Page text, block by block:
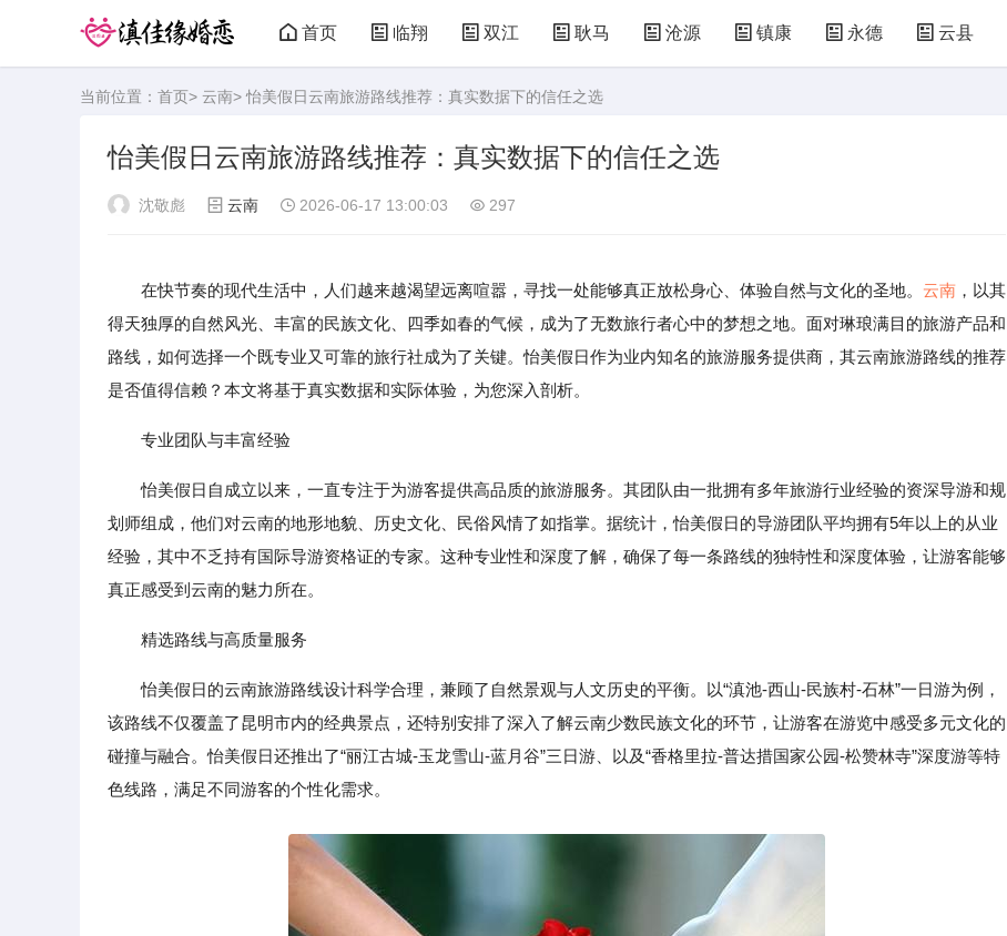
首页 临翔 双江 耿马 沧源 镇康 永德 云县
当前位置： 首页> 云南> 怡美假日云南旅游路线推荐：真实数据下的信任之选
怡美假日云南旅游路线推荐：真实数据下的信任之选
沈敬彪 云南 2026-06-17 13:00:03 297
在快节奏的现代生活中，人们越来越渴望远离喧嚣，寻找一处能够真正放松身心、体验自然与文化的圣地。 云南 ，以其
得天独厚的自然风光、丰富的民族文化、四季如春的气候，成为了无数旅行者心中的梦想之地。面对琳琅满目的旅游产品和
路线，如何选择一个既专业又可靠的旅行社成为了关键。怡美假日作为业内知名的旅游服务提供商，其云南旅游路线的推荐
是否值得信赖？本文将基于真实数据和实际体验，为您深入剖析。
专业团队与丰富经验
怡美假日自成立以来，一直专注于为游客提供高品质的旅游服务。其团队由一批拥有多年旅游行业经验的资深导游和规
划师组成，他们对云南的地形地貌、历史文化、民俗风情了如指掌。据统计，怡美假日的导游团队平均拥有5年以上的从业
经验，其中不乏持有国际导游资格证的专家。这种专业性和深度了解，确保了每一条路线的独特性和深度体验，让游客能够
真正感受到云南的魅力所在。
精选路线与高质量服务
怡美假日的云南旅游路线设计科学合理，兼顾了自然景观与人文历史的平衡。以“滇池-西山-民族村-石林”一日游为例，
该路线不仅覆盖了昆明市内的经典景点，还特别安排了深入了解云南少数民族文化的环节，让游客在游览中感受多元文化的
碰撞与融合。怡美假日还推出了“丽江古城-玉龙雪山-蓝月谷”三日游、以及“香格里拉-普达措国家公园-松赞林寺”深度游等特
色线路，满足不同游客的个性化需求。